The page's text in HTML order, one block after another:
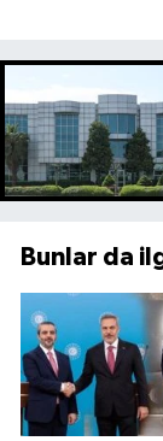
Bunlar da